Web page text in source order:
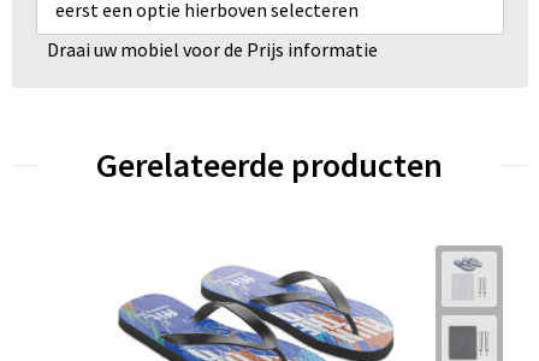
eerst een optie hierboven selecteren
Draai uw mobiel voor de Prijs informatie
Gerelateerde producten